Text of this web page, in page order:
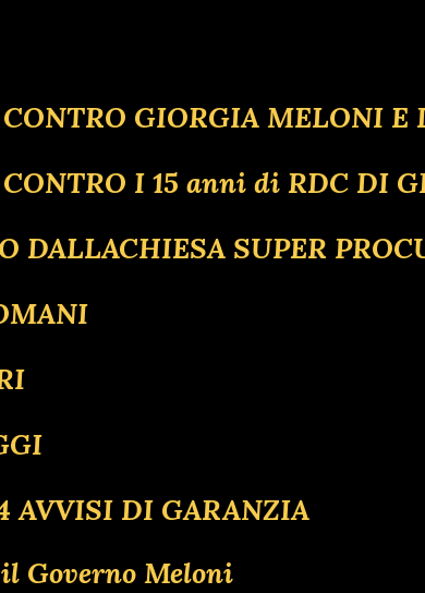
GIORGIA MELONI E
I 15 anni di RDC DI
DALLACHIESA SUPER
AVVISI DI GARANZIA
Governo Meloni